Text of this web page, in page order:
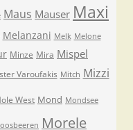
Maus Mauser Maxi
Melanzani Melk Melone
Minze Mira Mispel
Varoufakis Mitch Mizzi
West Mond Mondsee
Morele